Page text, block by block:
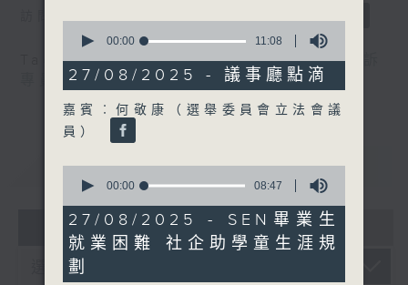
Tag: 中暑,工作暑熱警告,流動圖書館,申訴
自助圖書站,預防工作時中暑指引
重溫 CATCHUP
07 - 08 2026
seconds
11
minutes,
8
seconds
00:00 11:08
27/08/2025 - 議事廳點滴
嘉賓︰何敬康（選舉委員會立法會議
員）
seconds
8
minutes,
47
seconds
00:00 08:47
27/08/2025 - SEN畢業生
就業困難 社企助學童生涯規
劃